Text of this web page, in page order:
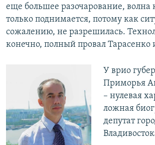
еще большее разочарование, волна
только поднимается, потому как
сожалению, не разрешилась.
конечно, полный провал Тарасенко
У врио
Приморья
– нулевая
ложная
депутат